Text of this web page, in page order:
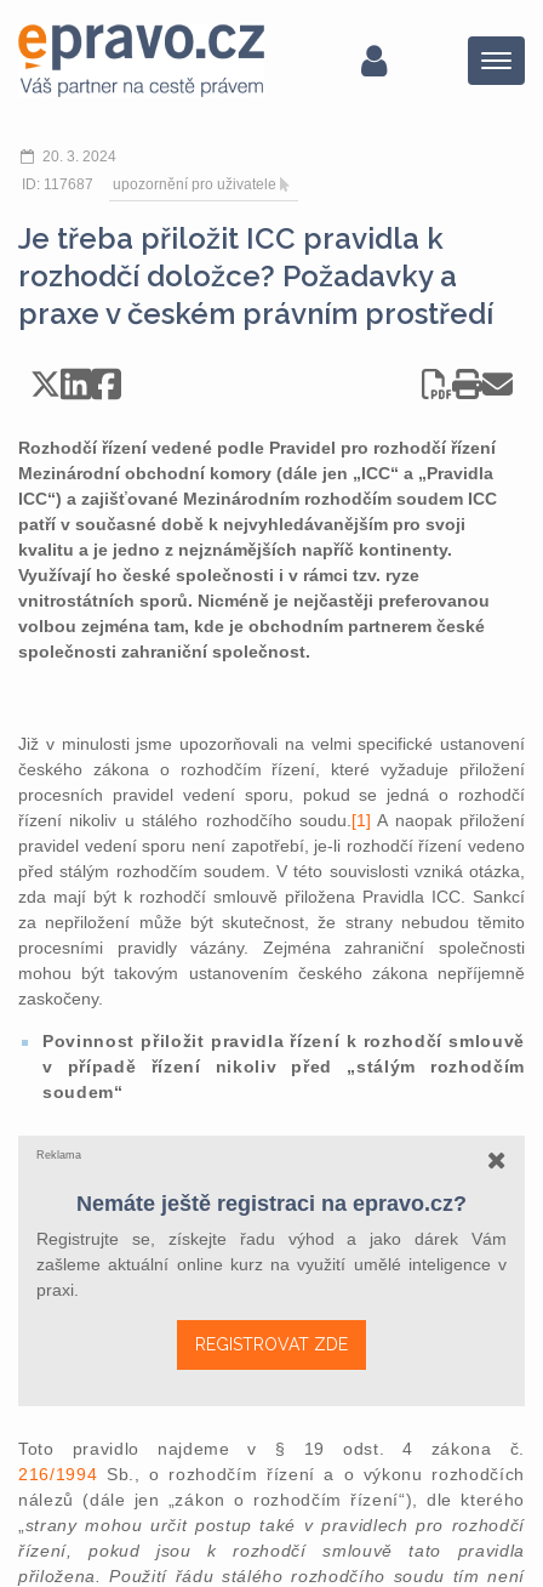
Menu
20. 3. 2024
ID: 117687
upozornění pro uživatele
Je třeba přiložit ICC pravidla k
rozhodčí doložce? Požadavky a
praxe v českém právním prostředí
Rozhodčí řízení vedené podle Pravidel pro rozhodčí řízení
Mezinárodní obchodní komory (dále jen „ICC“ a „Pravidla
ICC“) a zajišťované Mezinárodním rozhodčím soudem ICC
patří v současné době k nejvyhledávanějším pro svoji
kvalitu a je jedno z nejznámějších napříč kontinenty.
Využívají ho české společnosti i v rámci tzv. ryze
vnitrostátních sporů. Nicméně je nejčastěji preferovanou
volbou zejména tam, kde je obchodním partnerem české
společnosti zahraniční společnost.
Již v minulosti jsme upozorňovali na velmi specifické ustanovení
českého zákona o rozhodčím řízení, které vyžaduje přiložení
procesních pravidel vedení sporu, pokud se jedná o rozhodčí
řízení nikoliv u stálého rozhodčího soudu. [1] A naopak přiložení
pravidel vedení sporu není zapotřebí, je-li rozhodčí řízení vedeno
před stálým rozhodčím soudem. V této souvislosti vzniká otázka,
zda mají být k rozhodčí smlouvě přiložena Pravidla ICC. Sankcí
za nepřiložení může být skutečnost, že strany nebudou těmito
procesními pravidly vázány. Zejména zahraniční společnosti
mohou být takovým ustanovením českého zákona nepříjemně
zaskočeny.
Povinnost přiložit pravidla řízení k rozhodčí smlouvě
v případě řízení nikoliv před „stálým rozhodčím
soudem“
Reklama
Nemáte ještě registraci na epravo.cz?
Registrujte se, získejte řadu výhod a jako dárek Vám
zašleme aktuální online kurz na využití umělé inteligence v
praxi.
REGISTROVAT ZDE
Toto pravidlo najdeme v § 19 odst. 4 zákona č.
216/1994 Sb., o rozhodčím řízení a o výkonu rozhodčích
nálezů (dále jen „zákon o rozhodčím řízení“), dle kterého
strany mohou určit postup také v pravidlech pro rozhodčí
řízení, pokud jsou k rozhodčí smlouvě tato pravidla
přiložena. Použití řádu stálého rozhodčího soudu tím není